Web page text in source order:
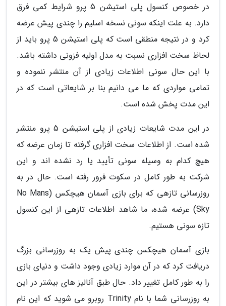
در خصوص کنسول پلی استیشن 5 پرو شرایط کمی فرق
دارد. به علت اینکه سونی نسخه اسلیم را چندی پیش عرضه
کرد و در نتیجه منطقی است که پلی استیشن 5 پرو باید از
لحاظ سخت افزاری نسبت به مدل اولیه فزونی داشته باشد.
با این حال سونی اطلاعات زیادی از آن منتشر ننموده و
تمامی مواردی که ما می دانیم بنا بر شایعاتی است که در
این مدت پخش شده است.
در این مدت شایعات زیادی از پلی استیشن 5 پرو منتشر
شده است. از اطلاعات سخت افزاری گرفته تا زمان عرضه که
هیچ کدام به وسیله سونی تأیید یا رد نشده اند و این
شرکت به طور کامل در سکوت فرور رفته است. حال در به
روزرسانی تازهی که برای بازی آسمان هیچکس (No Mans
Sky) عرضه شده، ما شاهد اطلاعات تازهی از این کنسول
تازه سونی هستیم.
بازی آسمان هیچکس چندی پیش یک به روزرسانی بزرگ
دریافت کرد که در آن موارد زیادی وجود داشت و دنیای بازی
را به طور کامل تغییر داد. حال طبق آنالیز های بیشتر در این
به روزرسانی شما با نام Trinity روبرو می شوید که این نام